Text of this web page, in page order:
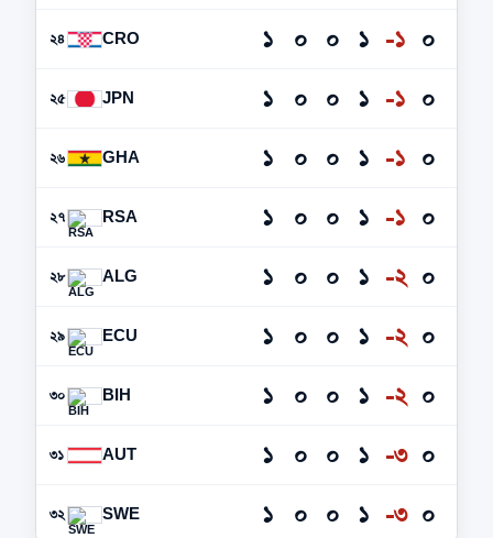
২৪ CRO ১ ০ ০ ১ -১ ০
২৫ JPN ১ ০ ০ ১ -১ ০
২৬ GHA ১ ০ ০ ১ -১ ০
২৭ RSA ১ ০ ০ ১ -১ ০
২৮ ALG ১ ০ ০ ১ -২ ০
২৯ ECU ১ ০ ০ ১ -২ ০
৩০ BIH ১ ০ ০ ১ -২ ০
৩১ AUT ১ ০ ০ ১ -৩ ০
৩২ SWE ১ ০ ০ ১ -৩ ০